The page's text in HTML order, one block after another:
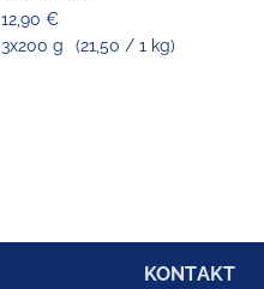
12,90 €
3x200 g
(21,50 / 1 kg)
KONTAKT